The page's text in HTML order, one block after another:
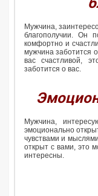
Мужчина,
благополучии. Он
комфортно и
мужчина заботится
вас счастливой,
заботится о вас.
Мужчина,
эмоционально
чувствами и
открыт с вами, это
интересны.